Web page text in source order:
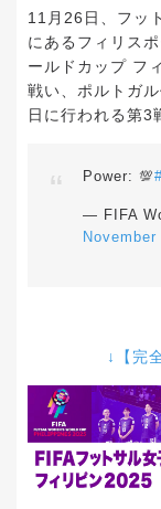
11月26日、フッ
にあるフィリス
ールドカップ フ
戦い、ポルトガ
日に行われる第3
Power: 💯
— FIFA
↓【完